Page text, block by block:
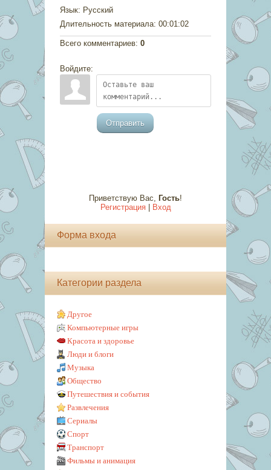
Язык: Русский
Длительность материала: 00:01:02
Всего комментариев: 0
Войдите:
Отправить
Приветствую Вас, Гость!
Регистрация| Вход
Форма входа
Категории раздела
Другое
Компьютерные игры
Красота и здоровье
Люди и блоги
Музыка
Общество
Путешествия и события
Развлечения
Сериалы
Спорт
Транспорт
Фильмы и анимация